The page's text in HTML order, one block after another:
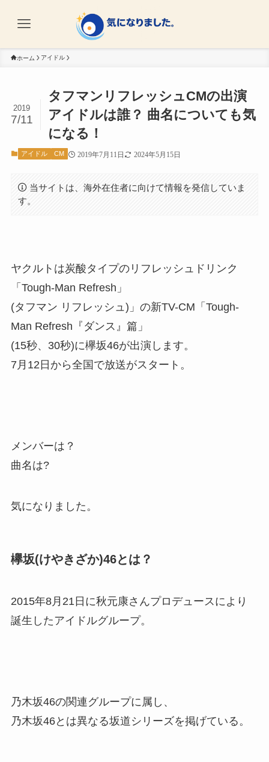
ホーム アイドル
タフマンリフレッシュCMの出演
アイドルは誰？ 曲名についても気
になる！
2019
7/11
アイドル CM 2019年7月11日 2024年5月15日
当サイトは、海外在住者に向けて情報を発信していま
す。
ヤクルトは炭酸タイプのリフレッシュドリンク
「Tough-Man Refresh」
(タフマン リフレッシュ)」の新TV-CM「Tough-
Man Refresh『ダンス』篇」
(15秒、30秒)に欅坂46が出演します。
7月12日から全国で放送がスタート。
メンバーは？
曲名は?
気になりました。
欅坂(けやきざか)46とは？
2015年8月21日に秋元康さんプロデュースにより
誕生したアイドルグループ。
乃木坂46の関連グループに属し、
乃木坂46とは異なる坂道シリーズを掲げている。